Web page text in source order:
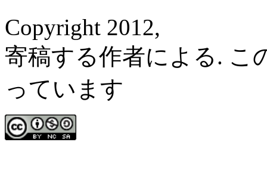
Copyright 2012,
寄稿する作者による. こ
っています